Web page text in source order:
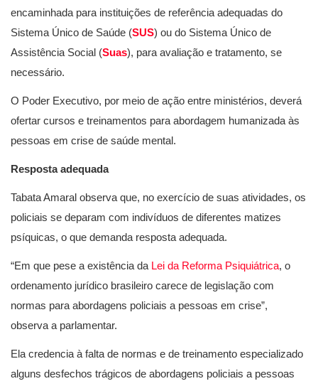
encaminhada para instituições de referência adequadas do
Sistema Único de Saúde (SUS) ou do Sistema Único de
Assistência Social (Suas), para avaliação e tratamento, se
necessário.
O Poder Executivo, por meio de ação entre ministérios, deverá
ofertar cursos e treinamentos para abordagem humanizada às
pessoas em crise de saúde mental.
Resposta adequada
Tabata Amaral observa que, no exercício de suas atividades, os
policiais se deparam com indivíduos de diferentes matizes
psíquicas, o que demanda resposta adequada.
“Em que pese a existência da Lei da Reforma Psiquiátrica, o
ordenamento jurídico brasileiro carece de legislação com
normas para abordagens policiais a pessoas em crise”,
observa a parlamentar.
Ela credencia à falta de normas e de treinamento especializado
alguns desfechos trágicos de abordagens policiais a pessoas